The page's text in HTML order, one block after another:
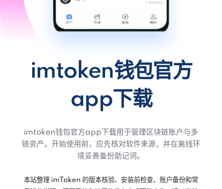
imtoken钱包官方
app下载
imtoken钱包官方app下载用于管理区块链账户与多
链资产。开始使用前，应先核对软件来源，并在离线环
境妥善备份助记词。
本站整理 imToken 的版本核验、安装前检查、账户备份和常